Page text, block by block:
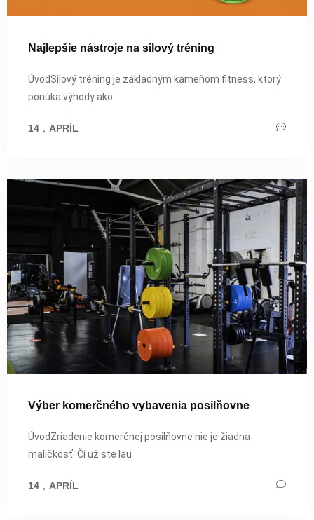
Najlepšie nástroje na silový tréning
ÚvodSilový tréning je základným kameňom fitness, ktorý
ponúka výhody ako
14 ， APRÍL
Výber komerčného vybavenia posilňovne
ÚvodZriadenie komerčnej posilňovne nie je žiadna
maličkosť. Či už ste lau
14 ， APRÍL